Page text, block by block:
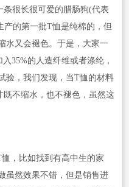
条很长很可爱的腊肠狗(代表
产的第一批T恤是纯棉的，但
水又会褪色。于是，大家一
35%的人造纤维或者涤纶，
验，我们发现，当T恤的材料
既不缩水，也不褪色，虽然这
，比如找到有高中生的家
虽然效果不错，但是销售进